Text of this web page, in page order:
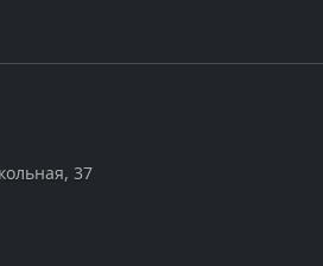
37